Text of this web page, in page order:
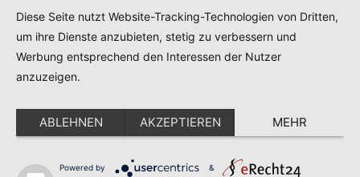
Playstation SSD Verbindung WLAN
Datenschutz
Cookie-Einstellungen
Diese Seite nutzt Website-Tracking-Technologien von Dritten,
um ihre Dienste anzubieten, stetig zu verbessern und
Werbung entsprechend den Interessen der Nutzer
anzuzeigen.
ABLEHNEN AKZEPTIEREN MEHR
Powered by &